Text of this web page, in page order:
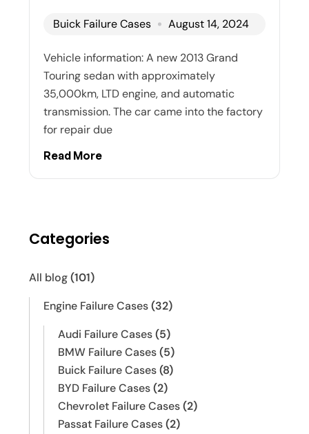
Buick Failure Cases August 14, 2024
Vehicle information: A new 2013 Grand
Touring sedan with approximately
35,000km, LTD engine, and automatic
transmission. The car came into the factory
for repair due
Read More
Categories
All blog(101)
Engine Failure Cases(32)
Audi Failure Cases(5)
BMW Failure Cases(5)
Buick Failure Cases(8)
BYD Failure Cases(2)
Chevrolet Failure Cases(2)
Passat Failure Cases(2)